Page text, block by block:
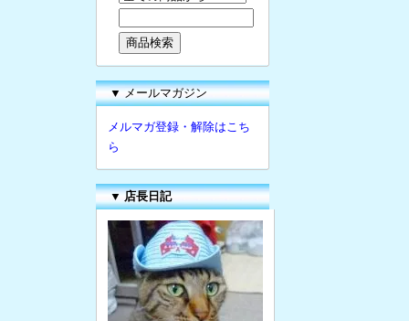
▼ メールマガジン
メルマガ登録・解除はこち
ら
▼ 店長日記